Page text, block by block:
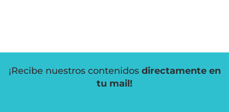
¡Recibe nuestros contenidos directamente en
tu mail!